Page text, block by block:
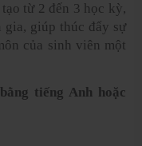
từ 2 đến 3 học kỳ,
gia, giúp thúc đẩy sự
của sinh viên một
tiếng Anh hoặc